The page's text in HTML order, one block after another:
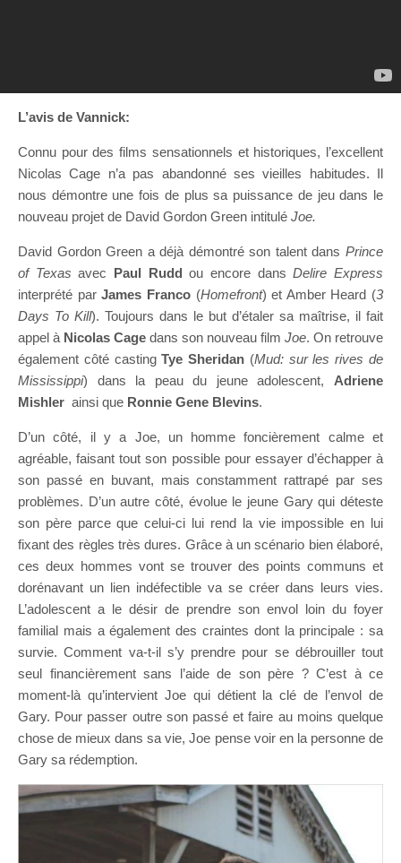
L’avis de Vannick:
Connu pour des films sensationnels et historiques, l’excellent
Nicolas Cage n’a pas abandonné ses vieilles habitudes. Il
nous démontre une fois de plus sa puissance de jeu dans le
nouveau projet de David Gordon Green intitulé Joe.
David Gordon Green a déjà démontré son talent dans Prince
of Texas avec Paul Rudd ou encore dansDelire Express
interprété parJames Franco(Homefront) et Amber Heard (3
Days To Kill). Toujours dans le but d’étaler sa maîtrise, il fait
appel à Nicolas Cage dans son nouveau film Joe. On retrouve
également côté castingTye Sheridan (Mud: sur les rives de
Mississippi) dans la peau du jeune adolescent, Adriene
Mishler ainsi que Ronnie Gene Blevins.
D’un côté, il y a Joe, un homme foncièrement calme et
agréable, faisant tout son possible pour essayer d’échapper à
son passé en buvant, mais constamment rattrapé par ses
problèmes. D’un autre côté, évolue le jeune Gary qui déteste
son père parce que celui-ci lui rend la vie impossible en lui
fixant des règles très dures. Grâce à un scénario bien élaboré,
ces deux hommes vont se trouver des points communs et
dorénavant un lien indéfectible va se créer dans leurs vies.
L’adolescent a le désir de prendre son envol loin du foyer
familial mais a également des craintes dont la principale : sa
survie. Comment va-t-il s’y prendre pour se débrouiller tout
seul financièrement sans l’aide de son père ? C’est à ce
moment-là qu’intervient Joe qui détient la clé de l’envol de
Gary. Pour passer outre son passé et faire au moins quelque
chose de mieux dans sa vie, Joe pense voir en la personne de
Gary sa rédemption.